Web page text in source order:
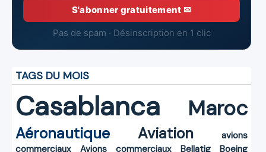
S'abonner gratuitement ✉
Pas de spam · Désinscription en 1 clic
TAGS DU MOIS
Casablanca Maroc
Aéronautique Aviation
avions
commerciaux
Avions commerciaux Bellatig Boeing